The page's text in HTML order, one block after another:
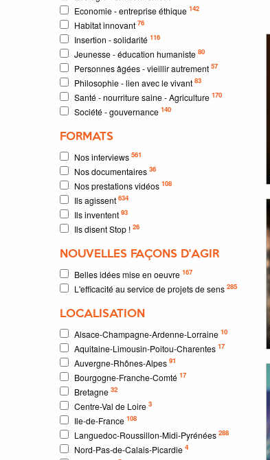
Economie - entreprise éthique 142
Habitat innovant 76
Insertion - solidarité 116
Jeunesse - éducation humaniste 80
Personnes âgées - vieillir autrement 57
Philosophie - lien avec le vivant 83
Santé - nourriture saine - Agriculture 170
Société - gouvernance 140
FORMATS
Nos interviews 561
Nos documentaires 36
Nos prestations vidéos 108
Ils agissent 634
Ils inventent 93
Ils disent Stop ! 26
NOUVELLES FAÇONS D'AGIR
Belles idées mise en oeuvre 167
L'efficacité au service de projets de sens 285
LOCALISATION
Alsace-Champagne-Ardenne-Lorraine 10
Aquitaine-Limousin-Poitou-Charentes 17
Auvergne-Rhônes-Alpes 91
Bourgogne-Franche-Comté 17
Bretagne 32
Centre-Val de Loire 3
Ile-de-France 108
Languedoc-Roussillon-Midi-Pyrénées 288
Nord-Pas-de-Calais-Picardie 4